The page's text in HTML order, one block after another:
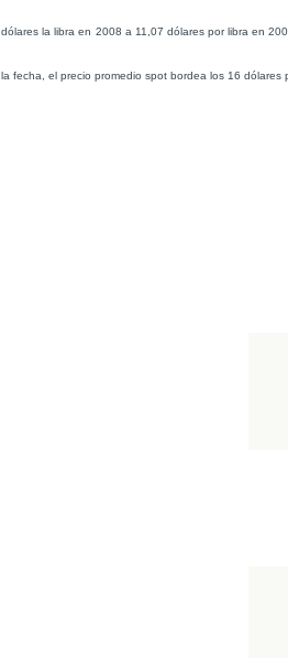
dólares la libra en 2008 a 11,07 dólares por libra en
la fecha, el precio promedio spot bordea los 16 dólares